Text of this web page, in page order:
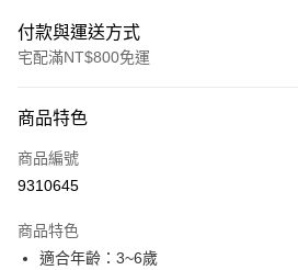
付款與運送方式
宅配滿NT$800免運
信用卡一次付款
LINE Pay
大哥付你分期
商品特色
商品編號
9310645
商品特色
適合年齡：3~6歲